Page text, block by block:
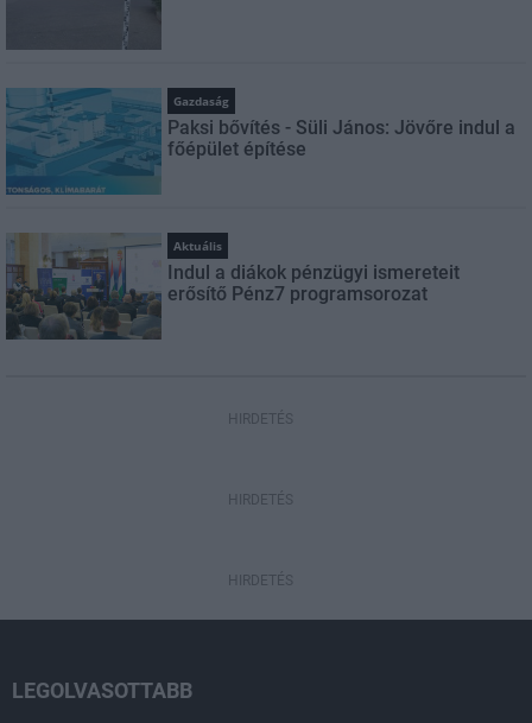
Gazdaság
Paksi bővítés - Süli János: Jövőre indul a
főépület építése
Aktuális
Indul a diákok pénzügyi ismereteit
erősítő Pénz7 programsorozat
HIRDETÉS
HIRDETÉS
HIRDETÉS
LEGOLVASOTTABB